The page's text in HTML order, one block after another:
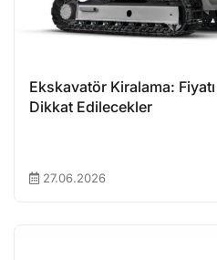
Ekskavatör Kiralama:
Dikkat Edilecekler
27.06.2026